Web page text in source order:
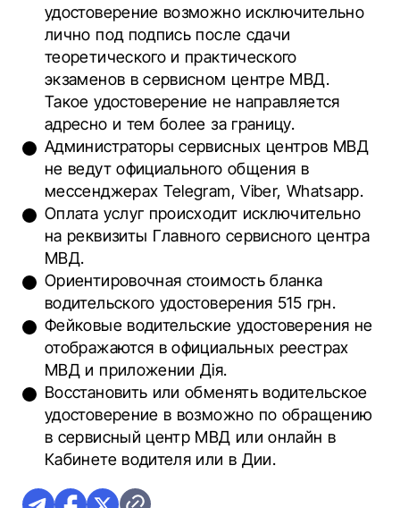
удостоверение возможно исключительно
лично под подпись после сдачи
теоретического и практического
экзаменов в сервисном центре МВД.
Такое удостоверение не направляется
адресно и тем более за границу.
Администраторы сервисных центров МВД
не ведут официального общения в
мессенджерах Telegram, Viber, Whatsapp.
Оплата услуг происходит исключительно
на реквизиты Главного сервисного центра
МВД.
Ориентировочная стоимость бланка
водительского удостоверения 515 грн.
Фейковые водительские удостоверения не
отображаются в официальных реестрах
МВД и приложении Дія.
Восстановить или обменять водительское
удостоверение в возможно по обращению
в сервисный центр МВД или онлайн в
Кабинете водителя или в Дии.